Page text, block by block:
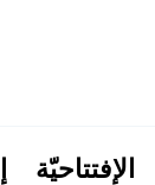
الإفتتاحيّة